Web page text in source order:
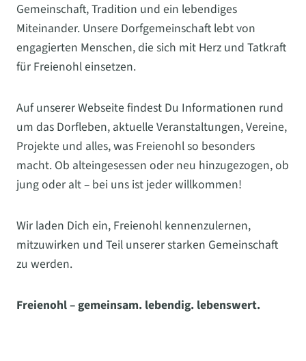
Gemeinschaft, Tradition und ein lebendiges
Miteinander. Unsere Dorfgemeinschaft lebt von
engagierten Menschen, die sich mit Herz und Tatkraft
für Freienohl einsetzen.
Auf unserer Webseite findest Du Informationen rund
um das Dorfleben, aktuelle Veranstaltungen, Vereine,
Projekte und alles, was Freienohl so besonders
macht. Ob alteingesessen oder neu hinzugezogen, ob
jung oder alt – bei uns ist jeder willkommen!
Wir laden Dich ein, Freienohl kennenzulernen,
mitzuwirken und Teil unserer starken Gemeinschaft
zu werden.
Freienohl – gemeinsam. lebendig. lebenswert.